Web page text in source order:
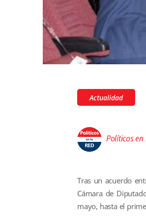
Actualidad
Políticos en
Tras un acuerdo
Cámara de
mayo, hasta el